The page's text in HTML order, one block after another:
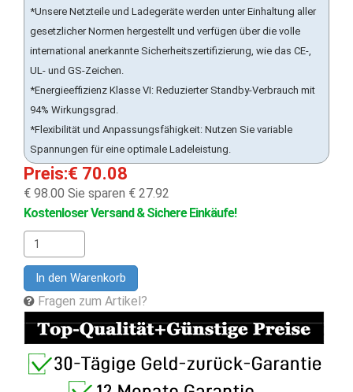
*Unsere Netzteile und Ladegeräte werden unter Einhaltung aller
gesetzlicher Normen hergestellt und verfügen über die volle
international anerkannte Sicherheitszertifizierung, wie das CE-,
UL- und GS-Zeichen.
*Energieeffizienz Klasse VI: Reduzierter Standby-Verbrauch mit
94% Wirkungsgrad.
*Flexibilität und Anpassungsfähigkeit: Nutzen Sie variable
Spannungen für eine optimale Ladeleistung.
Preis:€ 70.08
€ 98.00 Sie sparen € 27.92
Kostenloser Versand & Sichere Einkäufe!
In den Warenkorb
Fragen zum Artikel?